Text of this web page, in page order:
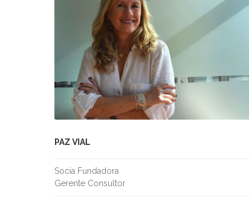
PAZ VIAL
Socia Fundadora
Gerente Consultor